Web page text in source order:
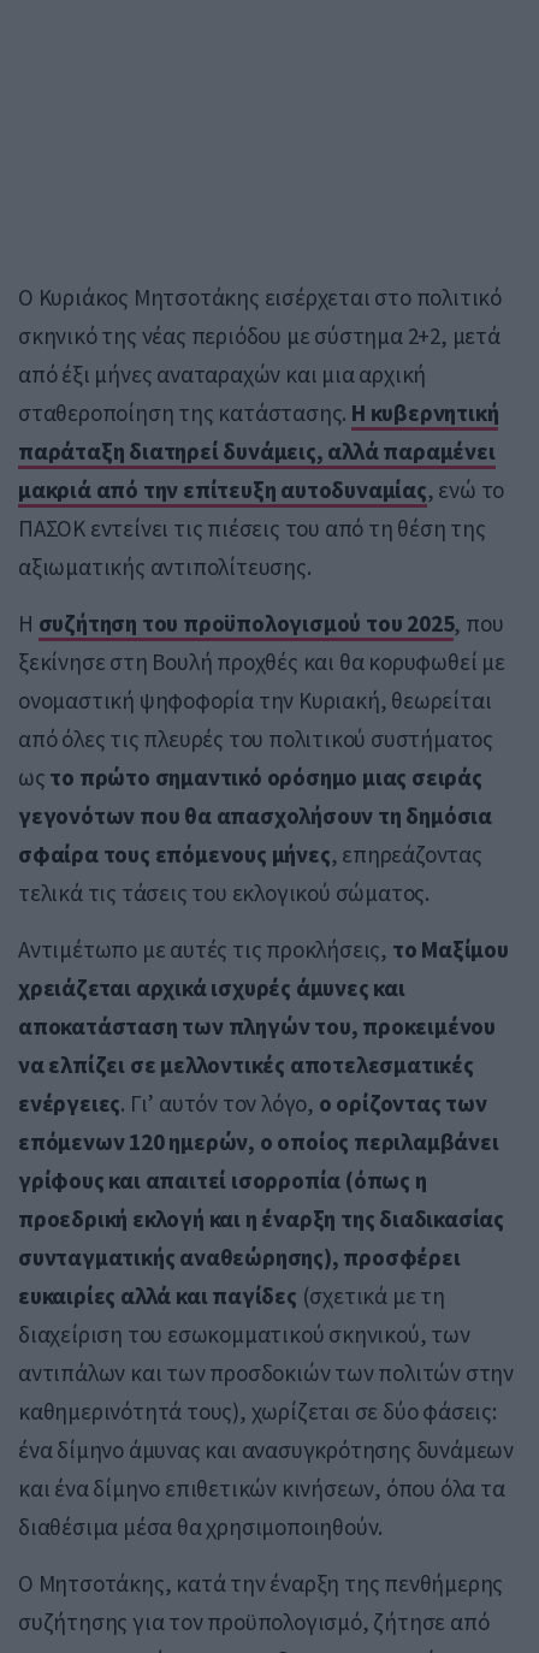
Ο Κυριάκος Μητσοτάκης εισέρχεται στο πολιτικό
σκηνικό της νέας περιόδου με σύστημα 2+2, μετά
από έξι μήνες αναταραχών και μια αρχική
σταθεροποίηση της κατάστασης. Η κυβερνητική
παράταξη διατηρεί δυνάμεις, αλλά παραμένει
μακριά από την επίτευξη αυτοδυναμίας, ενώ το
ΠΑΣΟΚ εντείνει τις πιέσεις του από τη θέση της
αξιωματικής αντιπολίτευσης.
Η συζήτηση του προϋπολογισμού του 2025, που
ξεκίνησε στη Βουλή προχθές και θα κορυφωθεί με
ονομαστική ψηφοφορία την Κυριακή, θεωρείται
από όλες τις πλευρές του πολιτικού συστήματος
ως το πρώτο σημαντικό ορόσημο μιας σειράς
γεγονότων που θα απασχολήσουν τη δημόσια
σφαίρα τους επόμενους μήνες, επηρεάζοντας
τελικά τις τάσεις του εκλογικού σώματος.
Αντιμέτωπο με αυτές τις προκλήσεις, το Μαξίμου
χρειάζεται αρχικά ισχυρές άμυνες και
αποκατάσταση των πληγών του, προκειμένου
να ελπίζει σε μελλοντικές αποτελεσματικές
ενέργειες. Γι’ αυτόν τον λόγο, ο ορίζοντας των
επόμενων 120 ημερών, ο οποίος περιλαμβάνει
γρίφους και απαιτεί ισορροπία (όπως η
προεδρική εκλογή και η έναρξη της διαδικασίας
συνταγματικής αναθεώρησης), προσφέρει
ευκαιρίες αλλά και παγίδες (σχετικά με τη
διαχείριση του εσωκομματικού σκηνικού, των
αντιπάλων και των προσδοκιών των πολιτών στην
καθημερινότητά τους), χωρίζεται σε δύο φάσεις:
ένα δίμηνο άμυνας και ανασυγκρότησης δυνάμεων
και ένα δίμηνο επιθετικών κινήσεων, όπου όλα τα
διαθέσιμα μέσα θα χρησιμοποιηθούν.
Ο Μητσοτάκης, κατά την έναρξη της πενθήμερης
συζήτησης για τον προϋπολογισμό, ζήτησε από